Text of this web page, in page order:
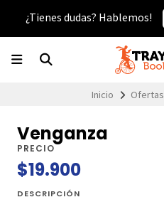
¿Tienes dudas? Hablemos!
Inicio Ofertas
Venganza
PRECIO
$19.900
DESCRIPCIÓN